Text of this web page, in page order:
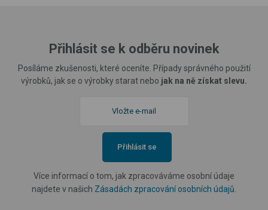
Přihlásit se k odběru novinek
Posíláme zkušenosti, které oceníte. Případy správného použití
výrobků, jak se o výrobky starat nebo jak na ně získat slevu.
Přihlásit se
Více informací o tom, jak zpracováváme osobní údaje
najdete v našich Zásadách zpracování osobních údajů